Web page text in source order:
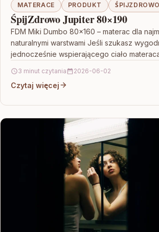
MATERACE PRODUKT ŚPIJZDROWO
ŚpijZdrowo Jupiter 80×190
FDM Miki Dumbo 80×160 – materac dla
naturalnymi warstwami Jeśli szukasz
jednocześnie wspierającego ciało
3 minut czytania 2026-06-02
Czytaj więcej